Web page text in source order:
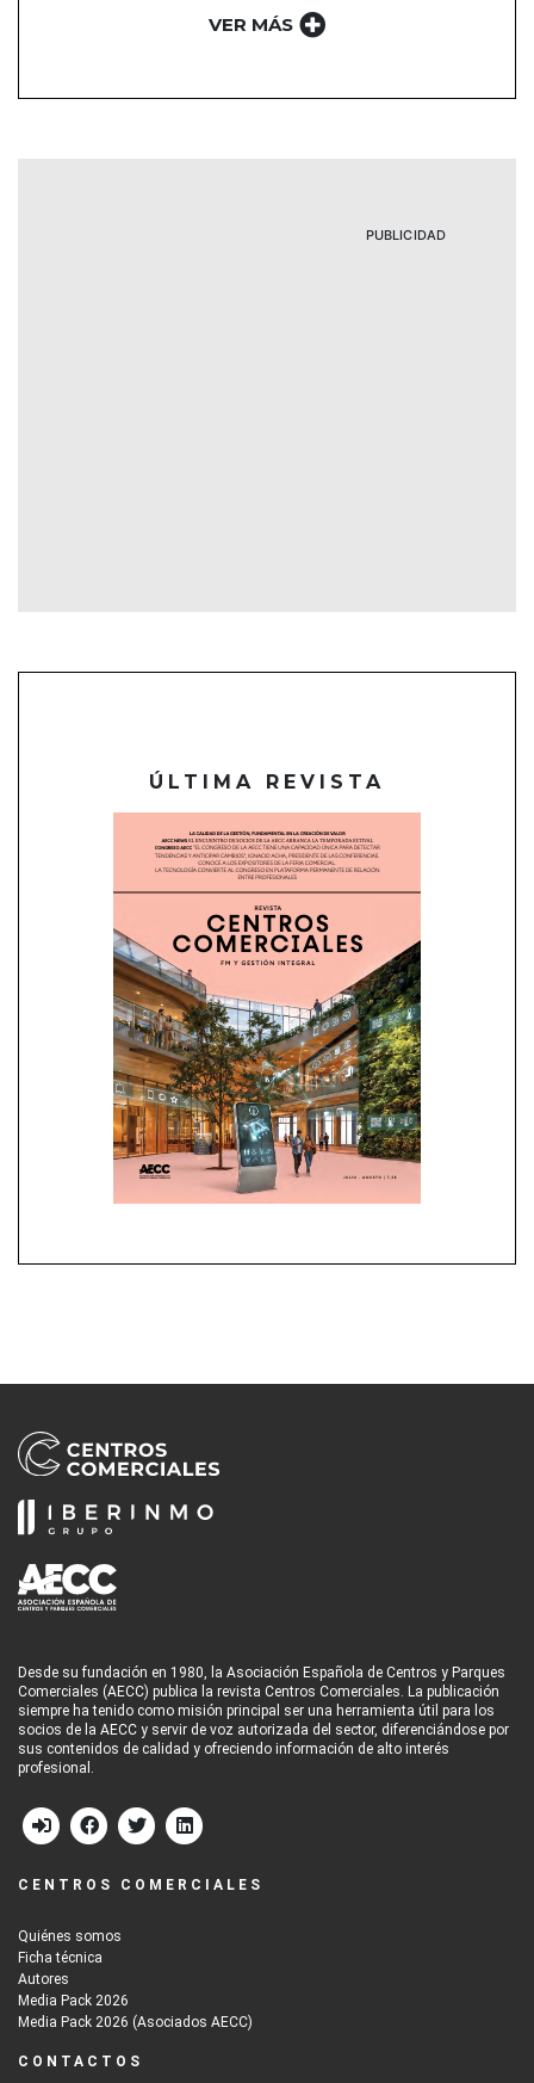
VER MÁS
PUBLICIDAD
ÚLTIMA REVISTA
Desde su fundación en 1980, la Asociación Española de Centros y Parques
Comerciales (AECC) publica la revista Centros Comerciales. La publicación
siempre ha tenido como misión principal ser una herramienta útil para los
socios de la AECC y servir de voz autorizada del sector, diferenciándose por
sus contenidos de calidad y ofreciendo información de alto interés
profesional.
CENTROS COMERCIALES
Quiénes somos
Ficha técnica
Autores
Media Pack 2026
Media Pack 2026 (Asociados AECC)
CONTACTOS